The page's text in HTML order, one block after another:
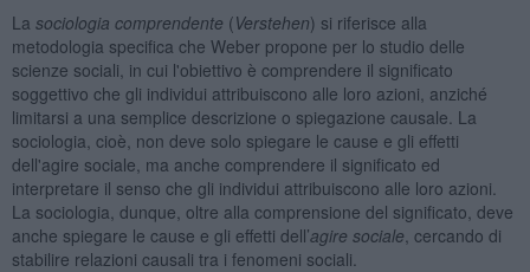
La sociologia comprendente (Verstehen) si riferisce alla
metodologia specifica che Weber propone per lo studio delle
scienze sociali, in cui l'obiettivo è comprendere il significato
soggettivo che gli individui attribuiscono alle loro azioni, anziché
limitarsi a una semplice descrizione o spiegazione causale. La
sociologia, cioè, non deve solo spiegare le cause e gli effetti
dell'agire sociale, ma anche comprendere il significato ed
interpretare il senso che gli individui attribuiscono alle loro azioni.
La sociologia, dunque, oltre alla comprensione del significato, deve
anche spiegare le cause e gli effetti dell’agire sociale , cercando di
stabilire relazioni causali tra i fenomeni sociali.